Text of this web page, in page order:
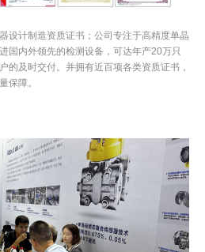
设计制造资质证书；公司专注于高精度单晶
国内外领先的检测设备，可达年产20万只
的及时交付。并拥有近百项各类资质证书，
保障。